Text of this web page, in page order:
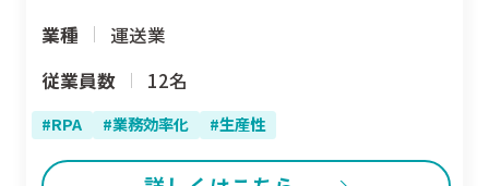
業種
運送業
従業員数
12名
RPA 業務効率化 生産性